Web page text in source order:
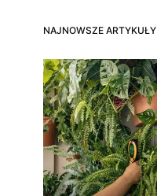
NAJNOWSZE ARTYKUŁY